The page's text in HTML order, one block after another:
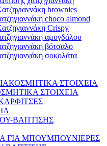
brownies
choco almond
Crispy
αμυγδάλου
βότσαλο
σοκολάτα
ΣΤΟΙΧΕΙΑ
ΣΤΟΙΧΕΙΑ
ΒΑΠΤΙΣΗΣ
ΓΙΑ ΜΠΟΥΜΠΟΥΝΙΕΡΕΣ